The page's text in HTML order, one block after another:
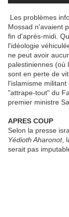
Les problèmes
Mossad n'avaient
fin d'après-midi.
l'idéologie
ne peut avoir
palestiniennes (où
sont en perte de
l'islamisme
"attrape-tout" du
premier ministre
APRES COUP
Selon la presse
Yédioth Aharonot,
serait pas